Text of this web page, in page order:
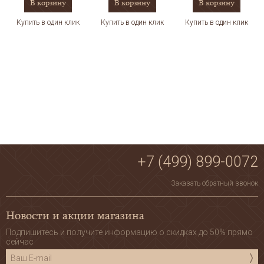
В корзину
Купить в один клик
В корзину
Купить в один клик
В корзину
Купить в один клик
+7 (499) 899-0072
Заказать обратный звонок
Новости и акции магазина
Подпишитесь и получите информацию о скидках до 50% прямо
сейчас